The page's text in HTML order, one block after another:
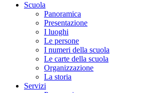
Scuola
Panoramica
Presentazione
I luoghi
Le persone
I numeri della scuola
Le carte della scuola
Organizzazione
La storia
Servizi